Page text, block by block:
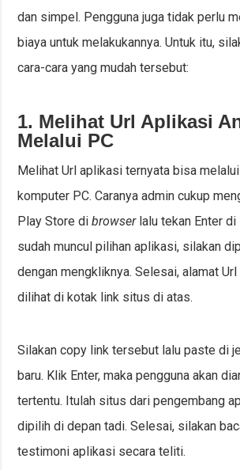
dan simpel. Pengguna juga tidak perlu
biaya untuk melakukannya. Untuk itu,
cara-cara yang mudah tersebut:
1. Melihat Url Aplikasi
Melalui PC
Melihat Url aplikasi ternyata bisa
komputer PC. Caranya admin cukup
Play Store dibrowserlalu tekan Enter di
sudah muncul pilihan aplikasi, silakan
dengan mengkliknya. Selesai, alamat
dilihat di kotak link situs di atas.
Silakan copy link tersebut lalu paste di
baru. Klik Enter, maka pengguna akan
tertentu. Itulah situs dari pengembang
dipilih di depan tadi. Selesai, silakan
testimoni aplikasi secara teliti.